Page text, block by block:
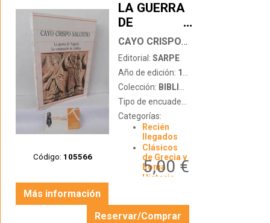
Código: 105566
LA GUERRA
DE
YUGURTA.
LA
CONJURACIÓN
DE CATILINA
…
CAYO CRISPO SALUSTIO
Editorial: SARPE
Año de edición: 1985
Colección: BIBLIOTECA DE LA HISTORIA
Tipo de encuadernación:
Categorías:
Recién
llegados
Clásicos
de Grecia y
Roma
Historia
5,00 €
Más información
Reservar/Comprar